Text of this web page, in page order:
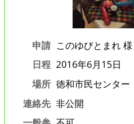
申請 このゆびとまれ 様
日程 2016年6月15日
場所 徳和市民センター
連絡先 非公開